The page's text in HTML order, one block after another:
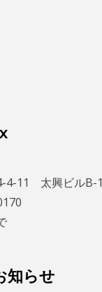
4-11 太興ビルB-1
知らせ